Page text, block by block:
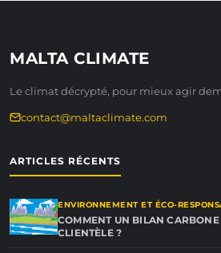
MALTA CLIMATE
Le climat décrypté, pour mieux agir
contact@maltaclimate.com
ARTICLES RÉCENTS
ENVIRONNEMENT ET ÉCO-
COMMENT UN BILAN CARBONE
CLIENTÈLE ?